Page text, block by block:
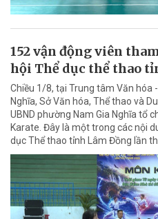
152 vận động viên
hội Thể dục thể thao
Chiều 1/8, tại Trung tâm Văn hóa
Nghĩa, Sở Văn hóa, Thể thao và
UBND phường Nam Gia Nghĩa tổ
Karate. Đây là một trong các nội
dục Thể thao tỉnh Lâm Đồng lần